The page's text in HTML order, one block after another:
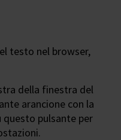
testo nel browser,
della finestra del
arancione con la
questo pulsante per